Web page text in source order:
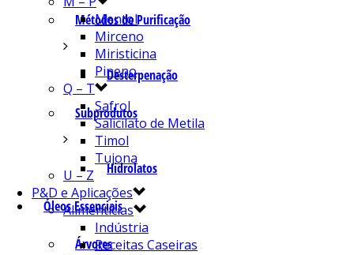
Métodos de Purificação
Desterpenação
Subprodutos
Hidrolatos
Óleos Essenciais
Árvores
Mentol
Mirceno
Miristicina
Pineno
Q – T
Safrol
Salicilato de Metila
Timol
Tujona
U – Z
P&D e Aplicações
Alimentícias
Indústria
Receitas Caseiras